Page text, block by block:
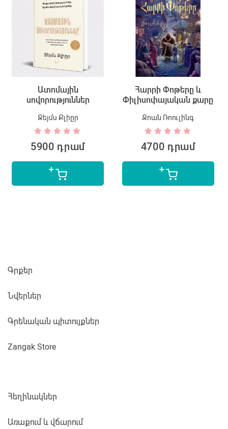
Ատոմային
սովորություններ
Ջեյմս Քլիըր
5900 դրամ
Հարրի Փոթերը և
Փիլիսոփայական քարը
Ջոան Ռոուլինգ
4700 դրամ
Գրքեր
Նվերներ
Գրենական պիտույքներ
Zangak Store
Հեղինակներ
Առաքում և վճարում